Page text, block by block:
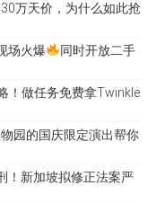
万天价，为什么如此抢
场火爆
同时开放二手
！做任务免费拿Twinkle
园的国庆限定演出帮你
！新加坡拟修正法案严